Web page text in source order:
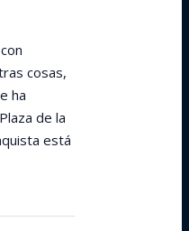
cosas,
ha
de la
está